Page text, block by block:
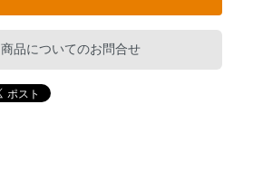
商品についてのお問合せ